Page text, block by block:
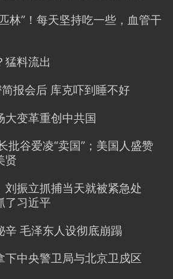
林”！每天坚持吃一些，血管干
猛料流出
报会后 库克吓到睡不好
大变革重创中共国
批谷爱凌“卖国”；美国人盛赞
贤
刘振立抓捕当天就被紧急处
了习近平
辛 毛泽东人设彻底崩蹋
下中央警卫局与北京卫戍区